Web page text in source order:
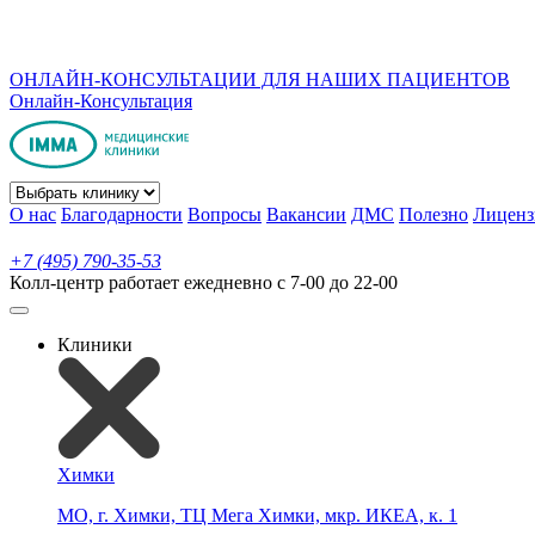
ОНЛАЙН-КОНСУЛЬТАЦИИ ДЛЯ НАШИХ ПАЦИЕНТОВ
Онлайн-Консультация
О нас Благодарности Вопросы Вакансии ДМС Полезно
+7 (495) 790-35-53
Колл-центр работает ежедневно с 7-00 до 22-00
Клиники
Химки
МО, г. Химки, ТЦ Мега Химки, мкр. ИКЕА, к. 1